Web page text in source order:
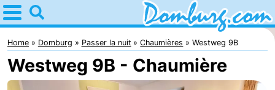
Home
Domburg
Astuces
Home Domburg Passer la nuit Chaumières Westweg 9B
Westweg 9B - Chaumière